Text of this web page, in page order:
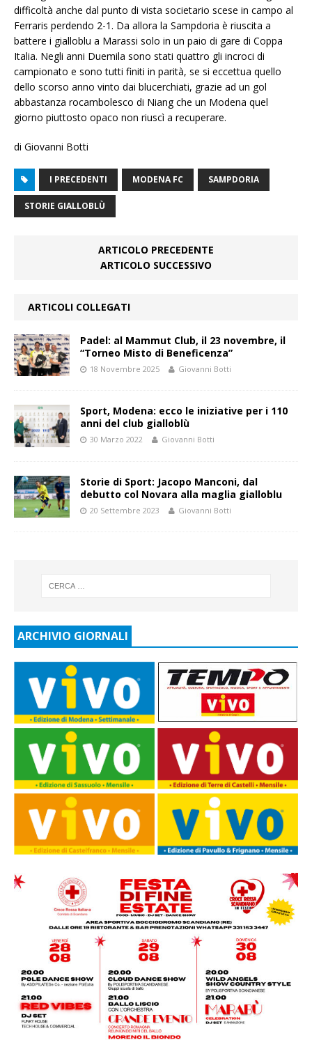
difficoltà anche dal punto di vista societario scese in campo al
Ferraris perdendo 2-1. Da allora la Sampdoria è riuscita a
battere i gialloblu a Marassi solo in un paio di gare di Coppa
Italia. Negli anni Duemila sono stati quattro gli incroci di
campionato e sono tutti finiti in parità, se si eccettua quello
dello scorso anno vinto dai blucerchiati, grazie ad un gol
abbastanza rocambolesco di Niang che un Modena quel
giorno piuttosto opaco non riuscì a recuperare.
di Giovanni Botti
I PRECEDENTI MODENA FC SAMPDORIA
STORIE GIALLOBLÙ
ARTICOLO PRECEDENTE
ARTICOLO SUCCESSIVO
ARTICOLI COLLEGATI
Padel: al Mammut Club, il 23 novembre, il
“Torneo Misto di Beneficenza”
18 Novembre 2025 Giovanni Botti
Sport, Modena: ecco le iniziative per i 110
anni del club gialloblù
30 Marzo 2022 Giovanni Botti
Storie di Sport: Jacopo Manconi, dal
debutto col Novara alla maglia gialloblu
20 Settembre 2023 Giovanni Botti
ARCHIVIO GIORNALI